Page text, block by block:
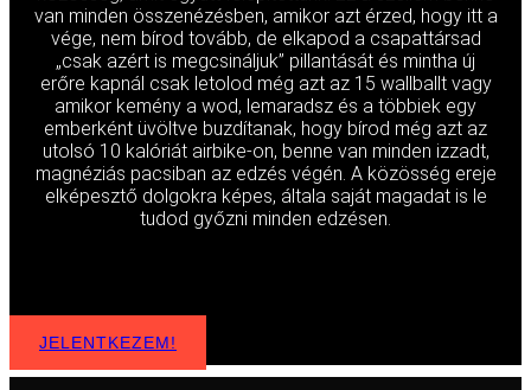
van minden összenézésben, amikor azt érzed, hogy itt a
vége, nem bírod tovább, de elkapod a csapattársad
„csak azért is megcsináljuk” pillantását és mintha új
erőre kapnál csak letolod még azt az 15 wallballt vagy
amikor kemény a wod, lemaradsz és a többiek egy
emberként üvöltve buzdítanak, hogy bírod még azt az
utolsó 10 kalóriát airbike-on, benne van minden izzadt,
magnéziás pacsiban az edzés végén. A közösség ereje
elképesztő dolgokra képes, általa saját magadat is le
tudod győzni minden edzésen.
JELENTKEZEM!